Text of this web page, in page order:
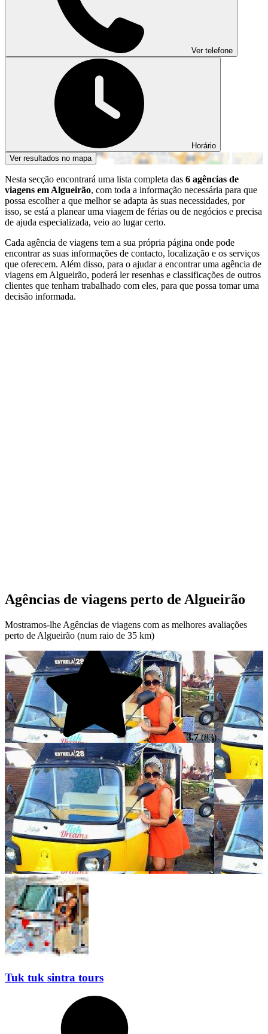
Ver telefone
Horário
Ver resultados no mapa
Nesta secção encontrará uma lista completa das 6 agências de
viagens em Algueirão, com toda a informação necessária para que
possa escolher a que melhor se adapta às suas necessidades, por
isso, se está a planear uma viagem de férias ou de negócios e precisa
de ajuda especializada, veio ao lugar certo.
Cada agência de viagens tem a sua própria página onde pode
encontrar as suas informações de contacto, localização e os serviços
que oferecem. Além disso, para o ajudar a encontrar uma agência de
viagens em Algueirão, poderá ler resenhas e classificações de outros
clientes que tenham trabalhado com eles, para que possa tomar uma
decisão informada.
Agências de viagens perto de Algueirão
Mostramos-lhe Agências de viagens com as melhores avaliações
perto de Algueirão (num raio de 35 km)
3.7(83)
Tuk tuk sintra tours